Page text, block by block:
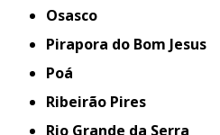
Osasco
Pirapora do Bom Jesus
Poá
Ribeirão Pires
Rio Grande da Serra